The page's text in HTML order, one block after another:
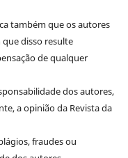
também que os autores
disso resulte
de qualquer
dos autores,
a opinião da Revista da
fraudes ou